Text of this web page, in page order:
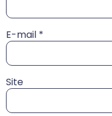
E-mail *
Site